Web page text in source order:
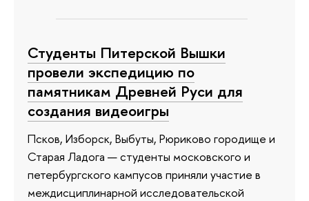
Студенты Питерской Вышки
провели экспедицию по
памятникам Древней Руси для
создания видеоигры
Псков, Изборск, Выбуты, Рюриково городище и
Старая Ладога — студенты московского и
петербургского кампусов приняли участие в
междисциплинарной исследовательской